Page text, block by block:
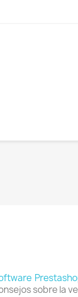
sobre la